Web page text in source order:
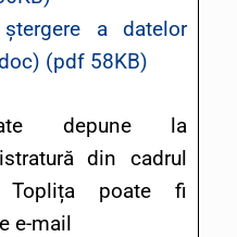
a datelor
(pdf 58KB)
depune la
din cadrul
Toplița poate fi
e-mail